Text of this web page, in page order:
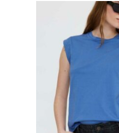
precio
original
era:
36,00 €.
El
precio
actual
es:
26,00 €.